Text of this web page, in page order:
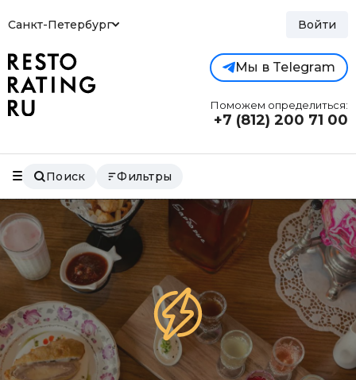
Санкт-Петербург Войти
Мы в Telegram
Поможем определиться:
+7 (812) 200 71 00
Поиск Фильтры